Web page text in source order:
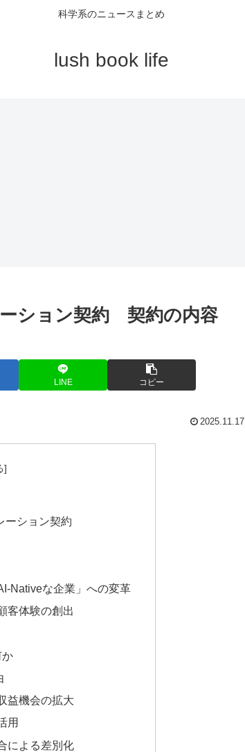
科学系のニュースまとめ
lush book life
ション契約 契約の内容
LINE コピー
2025.11.17
ーション契約
Nativeな企業」への変革
客体験の創出
か
益機会の拡大
用
による差別化